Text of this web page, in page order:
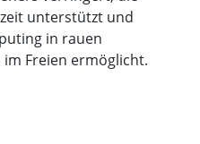
unterstützt und
in rauen
Freien ermöglicht.